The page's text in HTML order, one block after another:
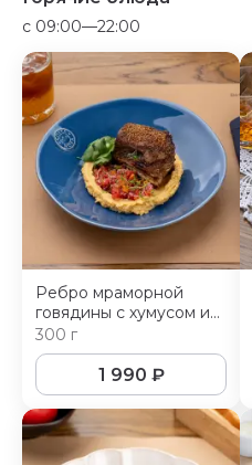
c 09:00—22:00
Ребро мраморной
говядины с хумусом и
сальсой
300 г
1 990 ₽